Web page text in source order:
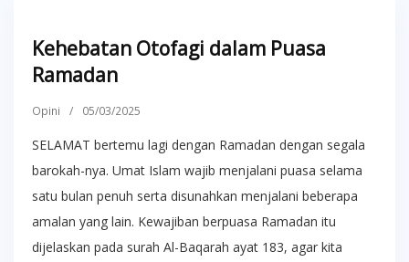
Kehebatan Otofagi dalam Puasa
Ramadan
Opini / 05/03/2025
SELAMAT bertemu lagi dengan Ramadan dengan segala
barokah-nya. Umat Islam wajib menjalani puasa selama
satu bulan penuh serta disunahkan menjalani beberapa
amalan yang lain. Kewajiban berpuasa Ramadan itu
dijelaskan pada surah Al-Baqarah ayat 183, agar kita